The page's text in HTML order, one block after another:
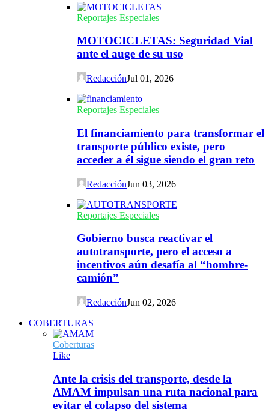
Reportajes Especiales
MOTOCICLETAS: Seguridad Vial
ante el auge de su uso
RedacciónJul 01, 2026
Reportajes Especiales
El financiamiento para transformar el
transporte público existe, pero
acceder a él sigue siendo el gran reto
RedacciónJun 03, 2026
Reportajes Especiales
Gobierno busca reactivar el
autotransporte, pero el acceso a
incentivos aún desafía al “hombre-
camión”
RedacciónJun 02, 2026
COBERTURAS
Coberturas
Like
Ante la crisis del transporte, desde la
AMAM impulsan una ruta nacional para
evitar el colapso del sistema